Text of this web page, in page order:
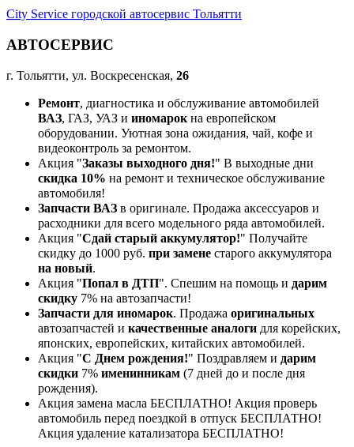
City Service городской автосервис Тольятти
АВТОСЕРВИС
г. Тольятти, ул. Воскресенская, 26
Ремонт, диагностика и обслуживание автомобилей
ВАЗ, ГАЗ, УАЗ и иномарокна европейском
оборудовании. Уютная зона ожидания, чай, кофе и
видеоконтроль за ремонтом.
Акция "Заказы выходного дня!" В выходные дни
скидка 10% на ремонт и техническое обслуживание
автомобиля!
Запчасти ВАЗ в оригинале. Продажа аксессуаров и
расходники для всего модельного ряда автомобилей.
Акция "Сдай старый аккумулятор!" Получайте
скидку до 1000 руб. при замене старого аккумулятора
на новый.
Акция "Попал в ДТП". Спешим на помощь и дарим
скидку 7% на автозапчасти!
Запчасти для иномарок. Продажа оригинальных
автозапчастей и качественные аналоги для корейских,
японских, европейских, китайских автомобилей.
Акция "С Днем рождения!" Поздравляем и дарим
скидки 7% именинникам (7 дней до и после дня
рождения).
Акция замена масла БЕСПЛАТНО! Акция проверь
автомобиль перед поездкой в отпуск БЕСПЛАТНО!
Акция удаление катализатора БЕСПЛАТНО!